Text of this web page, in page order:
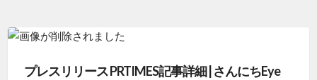
プレスリリース PRTIMES記事詳細 | さんにちEye